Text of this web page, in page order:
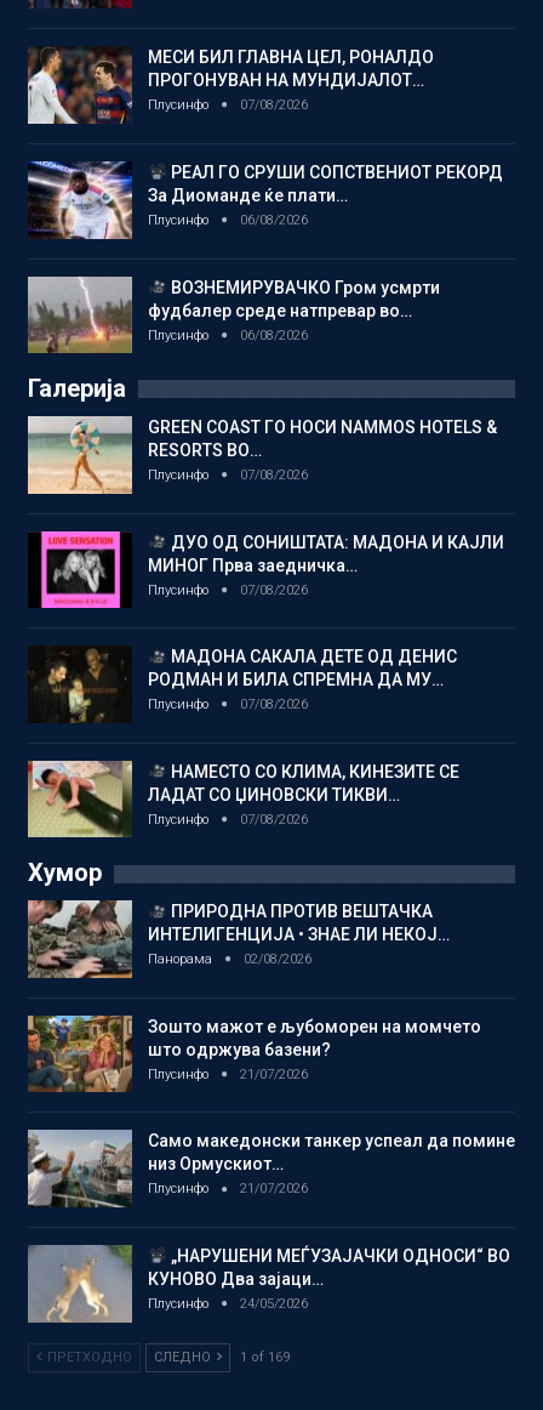
МЕСИ БИЛ ГЛАВНА ЦЕЛ, РОНАЛДО
ПРОГОНУВАН НА МУНДИЈАЛОТ…
Плусинфо 07/08/2026
РЕАЛ ГО СРУШИ СОПСТВЕНИОТ РЕКОРД
За Диоманде ќе плати…
Плусинфо 06/08/2026
ВОЗНЕМИРУВАЧКО Гром усмрти
фудбалер среде натпревар во…
Плусинфо 06/08/2026
Галерија
GREEN COAST ГО НОСИ NAMMOS HOTELS &
RESORTS ВО…
Плусинфо 07/08/2026
ДУО ОД СОНИШТАТА: МАДОНА И КАЈЛИ
МИНОГ Прва заедничка…
Плусинфо 07/08/2026
МАДОНА САКАЛА ДЕТЕ ОД ДЕНИС
РОДМАН И БИЛА СПРЕМНА ДА МУ…
Плусинфо 07/08/2026
НАМЕСТО СО КЛИМА, КИНЕЗИТЕ СЕ
ЛАДАТ СО ЏИНОВСКИ ТИКВИ…
Плусинфо 07/08/2026
Хумор
ПРИРОДНА ПРОТИВ ВЕШТАЧКА
ИНТЕЛИГЕНЦИЈА • ЗНАЕ ЛИ НЕКОЈ…
Панорама 02/08/2026
Зошто мажот е љубоморен на момчето
што одржува базени?
Плусинфо 21/07/2026
Само македонски танкер успеал да помине
низ Ормускиот…
Плусинфо 21/07/2026
„НАРУШЕНИ МЕЃУЗАЈАЧКИ ОДНОСИ“ ВО
КУНОВО Два зајаци…
Плусинфо 24/05/2026
ПРЕТХОДНО СЛЕДНО 1 of 169